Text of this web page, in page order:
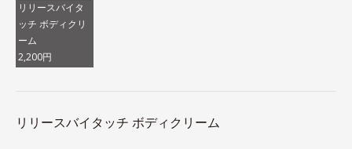
リリースバイタ
ッチ ボディクリ
ーム
2,200円
リリースバイタッチ ボディクリーム